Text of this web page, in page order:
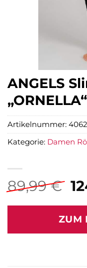
ANGELS
„ORNELLA“
89,99€
ZUM
Artikelnummer:
Kategorie: Damen